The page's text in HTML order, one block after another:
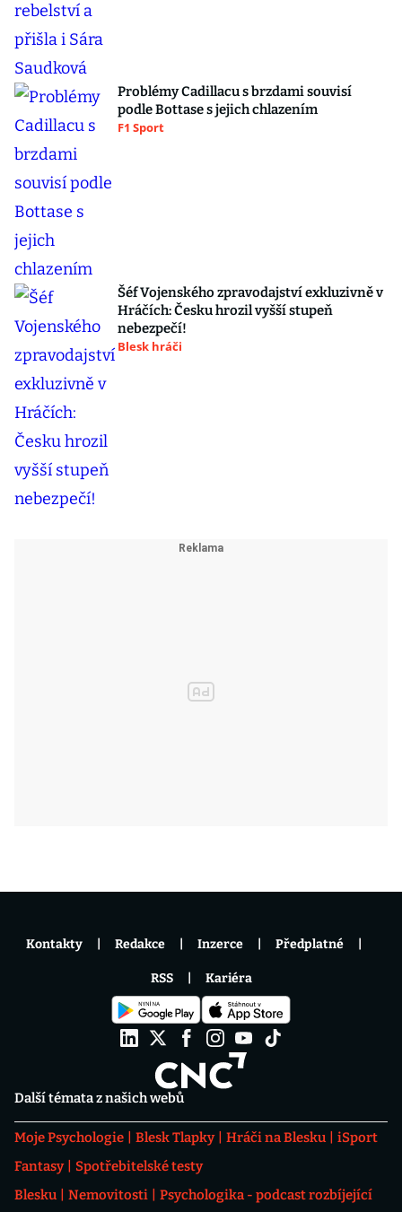
Problémy Cadillacu s brzdami souvisí
podle Bottase s jejich chlazením
F1 Sport
Šéf Vojenského zpravodajství exkluzivně v
Hráčích: Česku hrozil vyšší stupeň
nebezpečí!
Blesk hráči
Další témata z našich webů
Moje Psychologie Blesk Tlapky Hráči na Blesku
iSport
Fantasy
Spotřebitelské testy
Blesku
Nemovitosti
Psychologika - podcast rozbíjející
Kontakty Redakce Inzerce Předplatné
RSS Kariéra